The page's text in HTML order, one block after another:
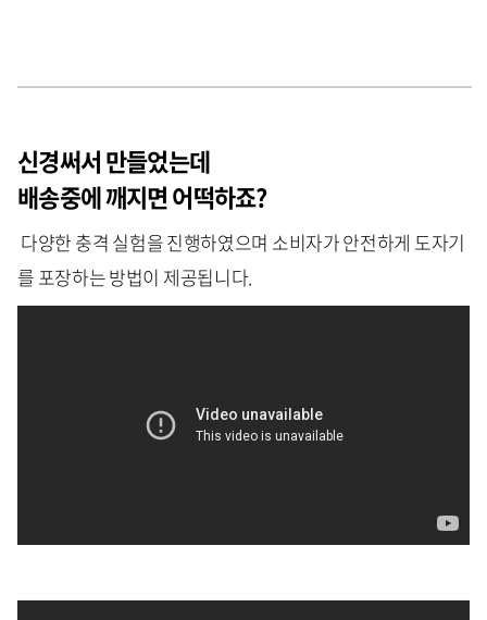
신경써서 만들었는데
배송중에 깨지면 어떡하죠?
다양한 충격 실험을 진행하였으며 소비자가 안전하게 도자기
를 포장하는 방법이 제공됩니다.